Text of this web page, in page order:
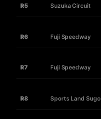
R5 Suzuka Circuit
R6 Fuji Speedway
R7 Fuji Speedway
R8 Sports Land Sugo